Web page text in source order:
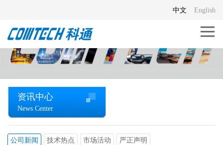
English
中文
资讯中心
News Center
公司新闻 技术热点 市场活动 严正声明